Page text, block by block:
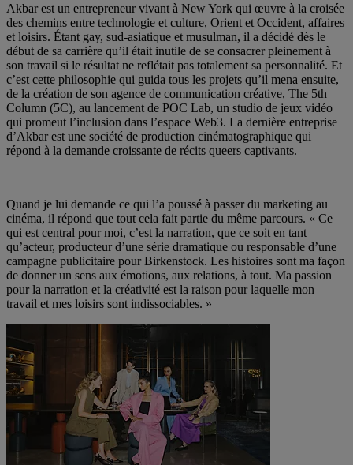
Akbar est un entrepreneur vivant à New York qui œuvre à la croisée
des chemins entre technologie et culture, Orient et Occident, affaires
et loisirs. Étant gay, sud-asiatique et musulman, il a décidé dès le
début de sa carrière qu’il était inutile de se consacrer pleinement à
son travail si le résultat ne reflétait pas totalement sa personnalité. Et
c’est cette philosophie qui guida tous les projets qu’il mena ensuite,
de la création de son agence de communication créative, The 5th
Column (5C), au lancement de POC Lab, un studio de jeux vidéo
qui promeut l’inclusion dans l’espace Web3. La dernière entreprise
d’Akbar est une société de production cinématographique qui
répond à la demande croissante de récits queers captivants.
Quand je lui demande ce qui l’a poussé à passer du marketing au
cinéma, il répond que tout cela fait partie du même parcours. « Ce
qui est central pour moi, c’est la narration, que ce soit en tant
qu’acteur, producteur d’une série dramatique ou responsable d’une
campagne publicitaire pour Birkenstock. Les histoires sont ma façon
de donner un sens aux émotions, aux relations, à tout. Ma passion
pour la narration et la créativité est la raison pour laquelle mon
travail et mes loisirs sont indissociables. »